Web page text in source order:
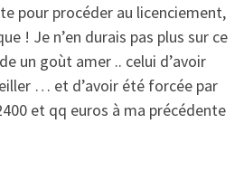
pour procéder au licenciement,
! Je n’en durais pas plus sur ce
un goùt amer .. celui d’avoir
… et d’avoir été forcée par
et qq euros à ma précédente